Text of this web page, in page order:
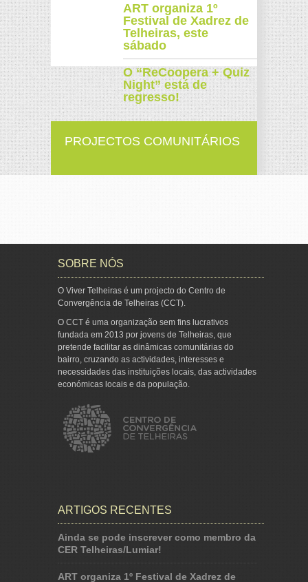
ART organiza 1º
Festival de Xadrez de
Telheiras, este
sábado
O “ReCoopera + Quiz
Night” está de
regresso!
PROJECTOS COMUNITÁRIOS
SOBRE NÓS
O Viver Telheiras é um projecto do Centro de
Convergência de Telheiras (CCT).
O CCT é uma organização sem fins lucrativos
fundada em 2013 por jovens de Telheiras, que
pretende facilitar as dinâmicas comunitárias do
bairro, cruzando as actividades, interesses e
necessidades das instituições locais, das actividades
económicas locais e da população.
ARTIGOS RECENTES
Ainda se pode inscrever como membro da
CER Telheiras/Lumiar!
ART organiza 1º Festival de Xadrez de